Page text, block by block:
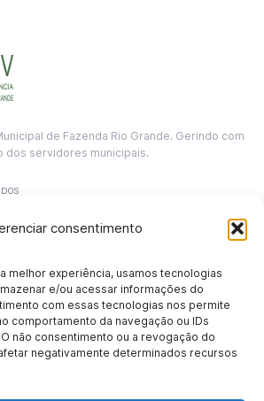
consentimento
melhor experiência, usamos tecnologias
e/ou acessar informações do
com essas tecnologias nos permite
comportamento da navegação ou IDs
não consentimento ou a revogação do
negativamente determinados recursos
de Fazenda Rio Grande. Gerindo com
dos servidores municipais.
Morte Benefício por Invalidez Auxílio Doença
Online